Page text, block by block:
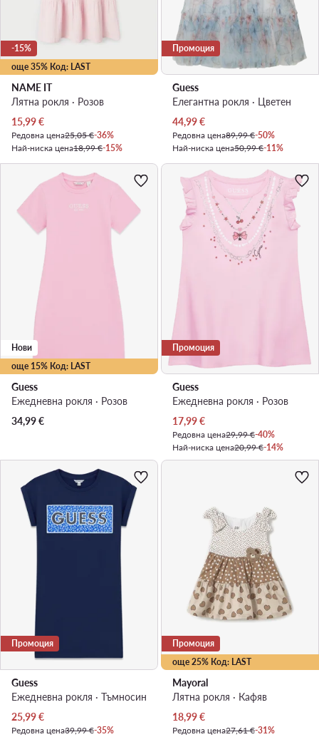
още 35% Код: LAST
-15%
NAME IT
Лятна рокля · Розов
Актуална цена
15,99€
Редовна цена25,05 €-36%
Най-ниска цена18,99 €-15%
Промоция
Guess
Елегантна рокля · Цветен
Актуална цена
44,99€
Редовна цена89,99 €-50%
Най-ниска цена50,99 €-11%
още 15% Код: LAST
Нови
Guess
Ежедневна рокля · Розов
34,99€
Промоция
Guess
Ежедневна рокля · Розов
Актуална цена
17,99€
Редовна цена29,99 €-40%
Най-ниска цена20,99 €-14%
Промоция
Guess
Ежедневна рокля · Тъмносин
Актуална цена
25,99€
Редовна цена39,99 €-35%
още 25% Код: LAST
Промоция
Mayoral
Лятна рокля · Кафяв
Актуална цена
18,99€
Редовна цена27,61 €-31%